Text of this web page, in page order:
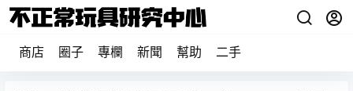
商店 圈子 專欄 新聞 幫助 二手